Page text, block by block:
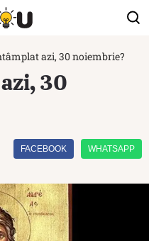
azi, 30 noiembrie?
30
FACEBOOK WHATSAPP